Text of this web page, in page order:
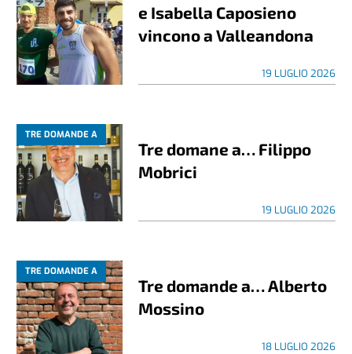
e Isabella Caposieno
vincono a Valleandona
19 LUGLIO 2026
TRE DOMANDE A
Tre domane a… Filippo
Mobrici
19 LUGLIO 2026
TRE DOMANDE A
Tre domande a… Alberto
Mossino
18 LUGLIO 2026